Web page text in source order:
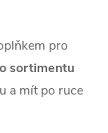
pro
sortimentu
a mít po ruce